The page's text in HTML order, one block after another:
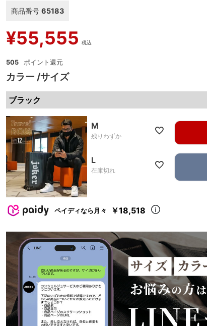
商品番号 65183
¥55,555 税込
505
カラー サイズ
ブラック
M
残りわずか
L
在庫切れ
ペイディなら月々 ￥18,518